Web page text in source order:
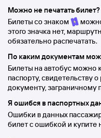
Можно не печатать билет?
Билеты со знаком
этого значка нет,
обязательно распечатать.
По каким документам
Билеты на автобус можно
паспорту, свидетельству
документу, заграничному
Я ошибся в паспортных
Ошибки в данных
билет с ошибкой и купите